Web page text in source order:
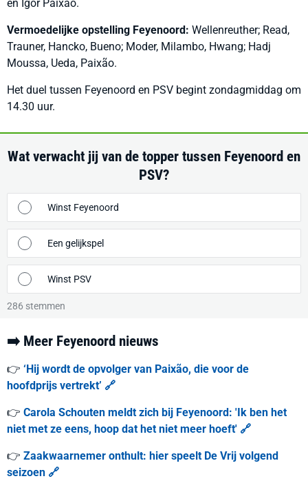
en Igor Paixão.
Vermoedelijke opstelling Feyenoord: Wellenreuther; Read,
Trauner, Hancko, Bueno; Moder, Milambo, Hwang; Hadj
Moussa, Ueda, Paixão.
Het duel tussen Feyenoord en PSV begint zondagmiddag om
14.30 uur.
Wat verwacht jij van de topper tussen Feyenoord en
PSV?
Winst Feyenoord
Een gelijkspel
Winst PSV
286 stemmen
➡️ Meer Feyenoord nieuws
👉 ‘Hij wordt de opvolger van Paixão, die voor de
hoofdprijs vertrekt’ 🔗
👉 Carola Schouten meldt zich bij Feyenoord: 'Ik ben het
niet met ze eens, hoop dat het niet meer hoeft' 🔗
👉 Zaakwaarnemer onthult: hier speelt De Vrij volgend
seizoen 🔗